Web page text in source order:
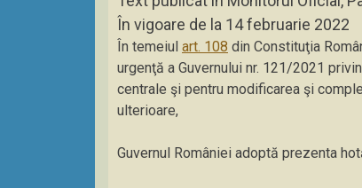
În vigoare de la 14 februarie 2022
În temeiul art. 108 din Constituţia
urgenţă a Guvernului nr. 121/2021
centrale şi pentru modificarea şi
ulterioare,
Guvernul României adoptă prezenta